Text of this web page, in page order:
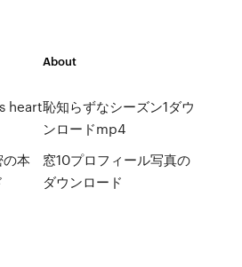
heart
本
About
恥知らずなシーズン1ダウ
ンロードmp4
窓10プロフィール写真の
ダウンロード